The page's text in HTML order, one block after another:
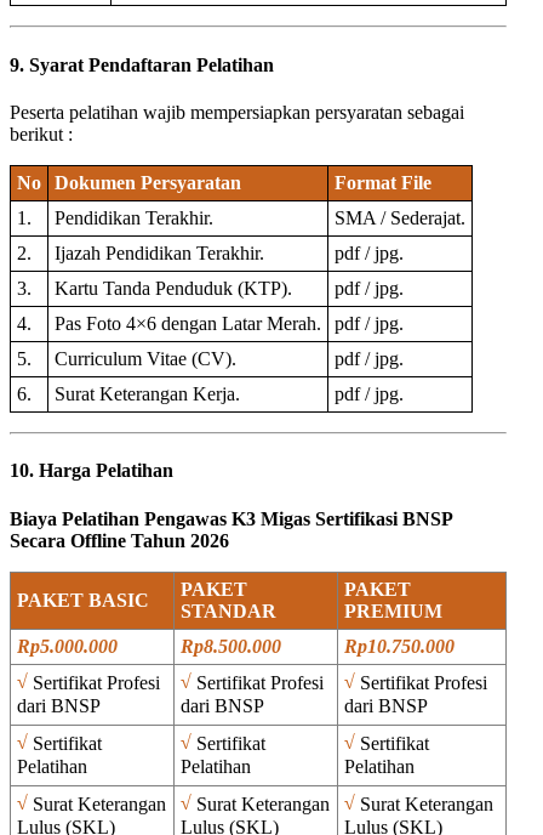
9. Syarat Pendaftaran Pelatihan
Peserta pelatihan wajib mempersiapkan persyaratan sebagai
berikut :
No Dokumen Persyaratan
Format File
1.
Pendidikan Terakhir.
SMA / Sederajat.
2.
Ijazah Pendidikan Terakhir.
pdf / jpg.
3.
Kartu Tanda Penduduk (KTP).
pdf / jpg.
4.
Pas Foto 4×6 dengan Latar Merah.
pdf / jpg.
5.
Curriculum Vitae (CV).
pdf / jpg.
6.
Surat Keterangan Kerja. pdf / jpg.
10. Harga Pelatihan
Biaya Pelatihan Pengawas K3 Migas Sertifikasi BNSP
Secara Offline Tahun 2026
PAKET BASIC
PAKET
STANDAR
PAKET
PREMIUM
Rp5.000.000
Rp8.500.000
Rp10.750.000
√ Sertifikat Profesi
dari BNSP
√ Sertifikat Profesi
dari BNSP
√ Sertifikat Profesi
dari BNSP
√ Sertifikat
Pelatihan
√ Sertifikat
Pelatihan
√ Sertifikat
Pelatihan
√ Surat Keterangan
Lulus (SKL)
√ Surat Keterangan
Lulus (SKL)
√ Surat Keterangan
Lulus (SKL)